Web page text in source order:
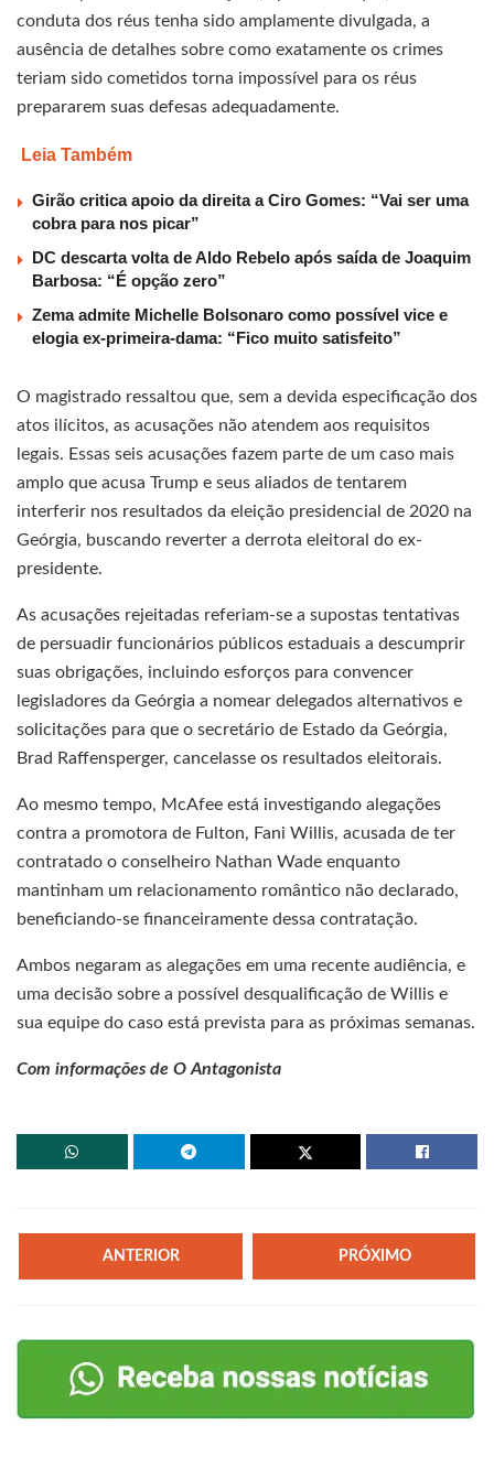
conduta dos réus tenha sido amplamente divulgada, a
ausência de detalhes sobre como exatamente os crimes
teriam sido cometidos torna impossível para os réus
prepararem suas defesas adequadamente.
Leia Também
Girão critica apoio da direita a Ciro Gomes: “Vai ser uma
cobra para nos picar”
DC descarta volta de Aldo Rebelo após saída de Joaquim
Barbosa: “É opção zero”
Zema admite Michelle Bolsonaro como possível vice e
elogia ex-primeira-dama: “Fico muito satisfeito”
O magistrado ressaltou que, sem a devida especificação dos
atos ilícitos, as acusações não atendem aos requisitos
legais. Essas seis acusações fazem parte de um caso mais
amplo que acusa Trump e seus aliados de tentarem
interferir nos resultados da eleição presidencial de 2020 na
Geórgia, buscando reverter a derrota eleitoral do ex-
presidente.
As acusações rejeitadas referiam-se a supostas tentativas
de persuadir funcionários públicos estaduais a descumprir
suas obrigações, incluindo esforços para convencer
legisladores da Geórgia a nomear delegados alternativos e
solicitações para que o secretário de Estado da Geórgia,
Brad Raffensperger, cancelasse os resultados eleitorais.
Ao mesmo tempo, McAfee está investigando alegações
contra a promotora de Fulton, Fani Willis, acusada de ter
contratado o conselheiro Nathan Wade enquanto
mantinham um relacionamento romântico não declarado,
beneficiando-se financeiramente dessa contratação.
Ambos negaram as alegações em uma recente audiência, e
uma decisão sobre a possível desqualificação de Willis e
sua equipe do caso está prevista para as próximas semanas.
Com informações de O Antagonista
ANTERIOR PRÓXIMO